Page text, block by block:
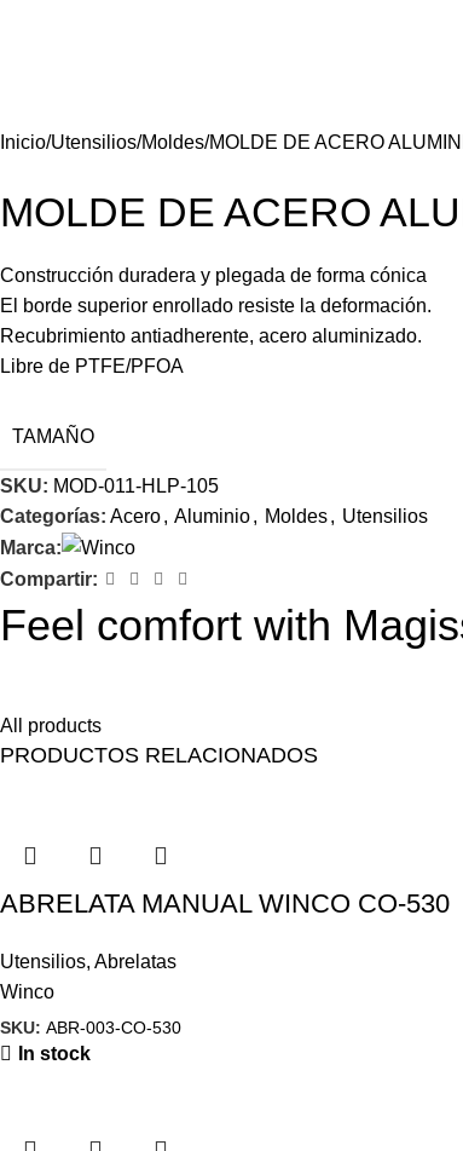
Inicio Utensilios Moldes MOLDE DE ACERO
MOLDE DE ACERO
Construcción duradera y plegada de forma cónica
El borde superior enrollado resiste la deformación.
Recubrimiento antiadherente, acero aluminizado.
Libre de PTFE/PFOA
TAMAÑO
SKU: MOD-011-HLP-105
Categorías: Acero, Aluminio, Moldes, Utensilios
Marca:
Compartir:
Feel comfort with
All products
PRODUCTOS RELACIONADOS
ABRELATA MANUAL WINCO CO-530
Utensilios, Abrelatas
Winco
SKU: ABR-003-CO-530
In stock